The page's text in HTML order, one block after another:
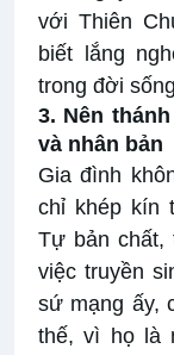
với Thiên
biết lắng
trong đời
3. Nên
và nhân bản
Gia đình
chỉ khép kín
Tự bản chất,
việc truyền
sứ mạng ấy,
thế, vì họ là